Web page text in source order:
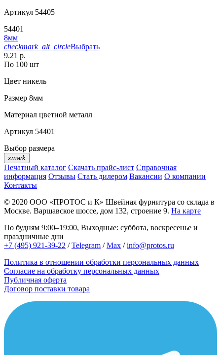
Артикул 54405
54401
8мм
checkmark_alt_circleВыбрать
9.21 р.
По 100 шт
Цвет никель
Размер 8мм
Материал цветной металл
Артикул 54401
Выбор размера
xmark
Печатный каталог Скачать прайс-лист Справочная
информация Отзывы Стать дилером Вакансии О компании
Контакты
© 2020 ООО «ПРОТОС и К» Швейная фурнитура со склада в
Москве. Варшавское шоссе, дом 132, строение 9. На карте
По будням 9:00–19:00, Выходные: суббота, воскресенье и
праздничные дни
+7 (495) 921-39-22 /Telegram /Max /info@protos.ru
Политика в отношении обработки персональных данных
Согласие на обработку персональных данных
Публичная оферта
Договор поставки товара